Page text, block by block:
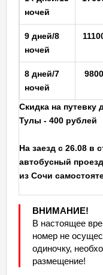
ночей
9 дней/8
ночей
8 дней/7
ночей
Скидка на
Тулы - 400 рублей
На заезд с 26.08 в
автобусный
из Сочи
ВНИМАНИЕ!
В настоящее
номер не
одиночку,
размещение!